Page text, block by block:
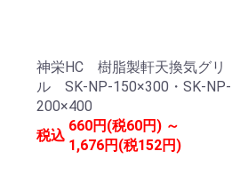
神栄HC 樹脂製軒天換気グリ
ル SK-NP-150×300・SK-NP-
200×400
税込
660円(税60円) ～
1,676円(税152円)